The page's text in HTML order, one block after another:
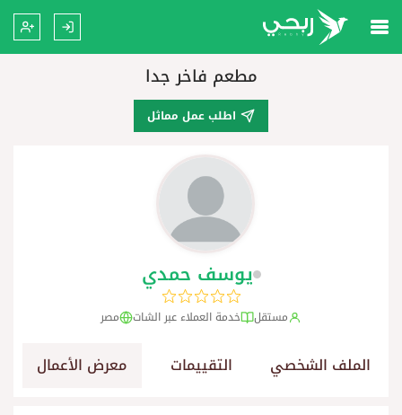
مطعم فاخر جدا
اطلب عمل مماثل
يوسف حمدي
مستقل خدمة العملاء عبر الشات مصر
الملف الشخصي التقييمات معرض الأعمال